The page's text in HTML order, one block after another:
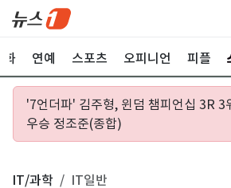
화 연예 스포츠 오피니언 피플
'7언더파' 김주형, 윈덤 챔피언십 3R
우승 정조준(종합)
IT/과학 IT일반